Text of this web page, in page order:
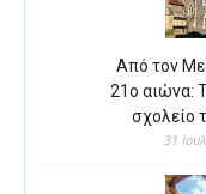
Από τον
21ο αιώνα:
σχολείο
31